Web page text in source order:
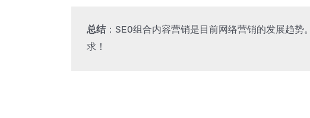
总结：SEO组合内容营销是目前网络营销的发展趋
求！